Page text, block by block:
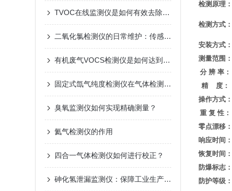
TVOC在线监测仪是如何有效去除tvoc的？
二氧化氯检测仪的日常维护：传感器寿命、校准与清洁要点
有机废气VOCS检测仪是如何达到检测目的的？
固定式氙气纯度检测仪在气体检测中的核心作用
臭氧监测仪如何实现精确测量？
氦气检测仪的作用
四合一气体检测仪如何进行校正？
砷化氢泄漏监测仪：保障工业生产安全的关键设备
检测原理：
检测方式：
安装方式：
测量范围：
分 辨 率：
精 度：
操作方式：
重 复 性：
零点漂移：
响应时间：
恢复时间：
防爆标志：
防护等级：